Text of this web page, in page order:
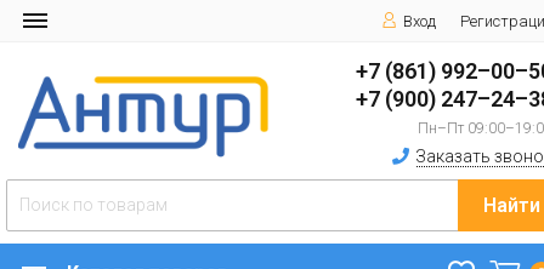
Вход
+7 (861)
+7 (900)
Пн–Пт
Заказать
Найти